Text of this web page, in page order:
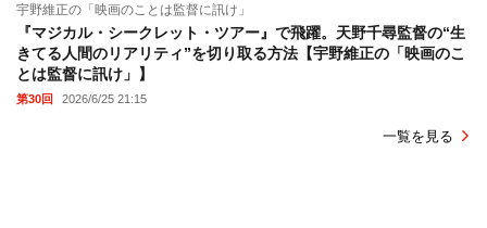
宇野維正の「映画のことは監督に訊け」
『マジカル・シークレット・ツアー』で飛躍。天野千尋監督の“生
きてる人間のリアリティ”を切り取る方法【宇野維正の「映画のこ
とは監督に訊け」】
第30回 2026/6/25 21:15
一覧を見る